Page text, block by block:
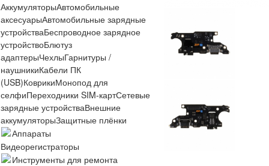
АккумуляторыАвтомобильные
аксесуарыАвтомобильные зарядные
устройстваБеспроводное зарядное
устройствоБлютуз
адаптерыЧехлыГарнитуры /
наушникиКабели ПК
(USB)КоврикиМонопод для
селфиПереходники SIM-картСетевые
зарядные устройстваВнешние
аккумуляторыЗащитные плёнки
Аппараты
Видеорегистраторы
Инструменты для ремонта